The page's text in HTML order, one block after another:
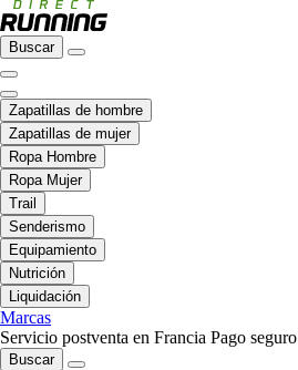
Buscar
Zapatillas de hombre
Zapatillas de mujer
Ropa Hombre
Ropa Mujer
Trail
Senderismo
Equipamiento
Nutrición
Liquidación
Marcas
Servicio postventa en Francia Pago seguro
Buscar